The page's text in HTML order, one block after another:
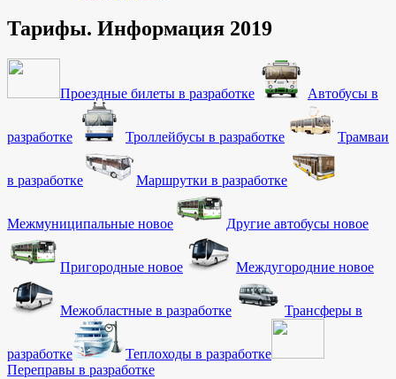
Тарифы. Информация 2019
Проездные билеты в разработке Автобусы в
разработке Троллейбусы в разработке Трамваи
в разработке Маршрутки в разработке
Межмуниципальные новое Другие автобусы новое
Пригородные новое Междугородние новое
Межобластные в разработке Трансферы в
разработке Теплоходы в разработке
Переправы в разработке